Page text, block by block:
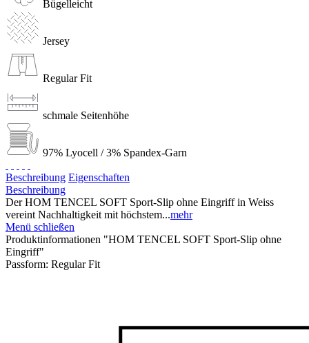
Bügelleicht
Jersey
Regular Fit
schmale Seitenhöhe
97% Lyocell / 3% Spandex-Garn
Beschreibung Eigenschaften
Beschreibung
Der HOM TENCEL SOFT Sport-Slip ohne Eingriff in Weiss
vereint Nachhaltigkeit mit höchstem...mehr
Menü schließen
Produktinformationen "HOM TENCEL SOFT Sport-Slip ohne
Eingriff"
Passform: Regular Fit